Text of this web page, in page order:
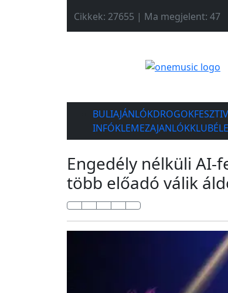
Cikkek: 27655 | Ma megjelent: 47
BULIAJÁNLÓKDROGOK
INFÓKLEMEZAJANLÓK
Engedély nélküli AI-
több előadó válik